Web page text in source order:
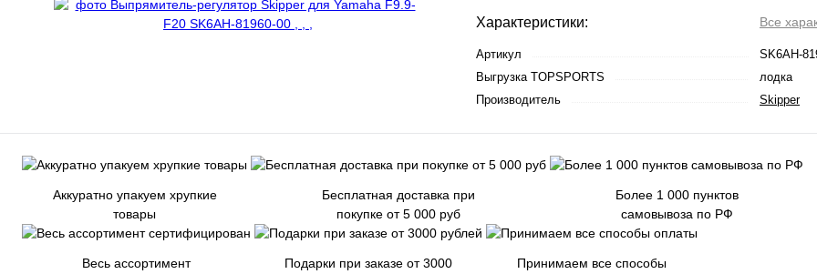
Характеристики: Все
Артикул
SK6AH-
Выгрузка TOPSPORTS
лодка
Производитель
Skipper
Аккуратно упакуем хрупкие
товары
Бесплатная доставка при
покупке от 5 000 руб
Более 1 000 пунктов
самовывоза по РФ
Весь ассортимент
Подарки при заказе от 3000
Принимаем все способы